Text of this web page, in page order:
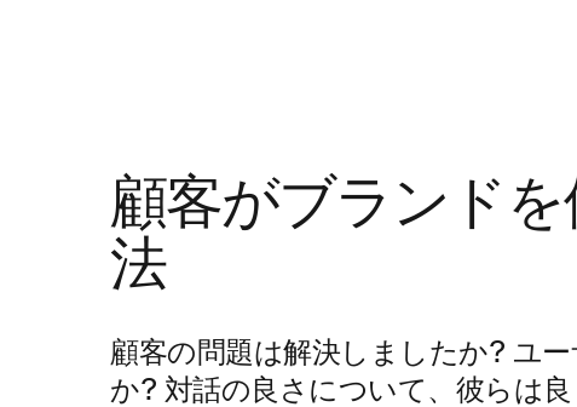
顧客がブランド
法
顧客の問題は解決しましたか? ユ
か? 対話の良さについて、彼らは